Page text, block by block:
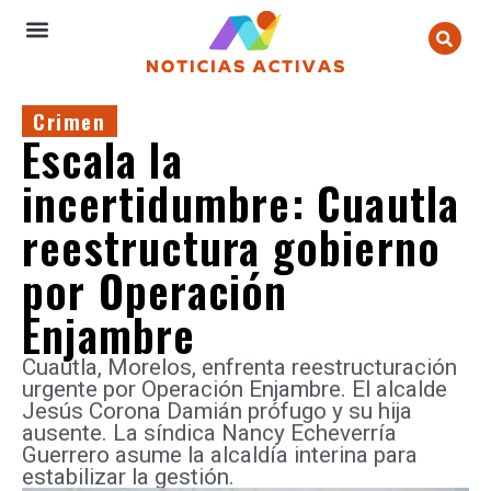
Crimen
Escala la
incertidumbre: Cuautla
reestructura gobierno
por Operación
Enjambre
Cuautla, Morelos, enfrenta reestructuración
urgente por Operación Enjambre. El alcalde
Jesús Corona Damián prófugo y su hija
ausente. La síndica Nancy Echeverría
Guerrero asume la alcaldía interina para
estabilizar la gestión.